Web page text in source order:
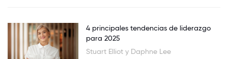
4 principales tendencias de liderazgo
para 2025
Stuart Elliot y Daphne Lee